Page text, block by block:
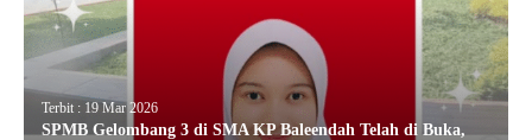
Terbit : 19 Mar 2026
SPMB Gelombang 3 di SMA KP Baleendah Telah di Buka,